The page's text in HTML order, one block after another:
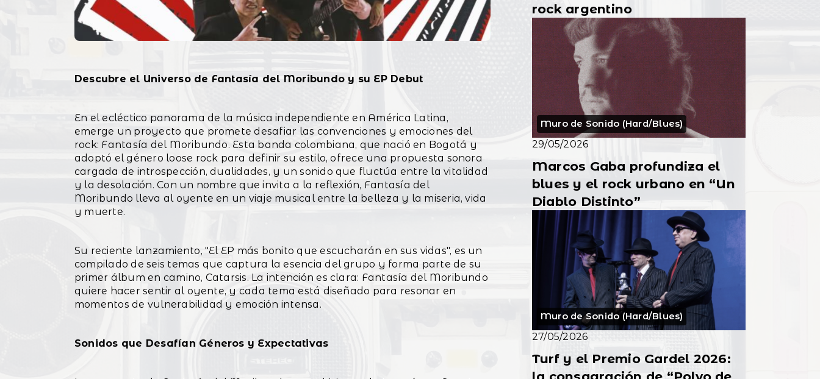
Descubre el Universo de Fantasía del Moribundo y su EP Debut
En el ecléctico panorama de la música independiente en América Latina,
emerge un proyecto que promete desafiar las convenciones y emociones del
rock: Fantasía del Moribundo. Esta banda colombiana, que nació en Bogotá y
adoptó el género loose rock para definir su estilo, ofrece una propuesta sonora
cargada de introspección, dualidades, y un sonido que fluctúa entre la vitalidad
y la desolación. Con un nombre que invita a la reflexión, Fantasía del
Moribundo lleva al oyente en un viaje musical entre la belleza y la miseria, vida
y muerte.
Su reciente lanzamiento, "El EP más bonito que escucharán en sus vidas", es un
compilado de seis temas que captura la esencia del grupo y forma parte de su
primer álbum en camino, Catarsis. La intención es clara: Fantasía del Moribundo
quiere hacer sentir al oyente, y cada tema está diseñado para resonar en
momentos de vulnerabilidad y emoción intensa.
Sonidos que Desafían Géneros y Expectativas
rock argentino
Muro de Sonido (Hard/Blues)
29/05/2026
Marcos Gaba profundiza el
blues y el rock urbano en “Un
Diablo Distinto”
Muro de Sonido (Hard/Blues)
27/05/2026
Turf y el Premio Gardel 2026: